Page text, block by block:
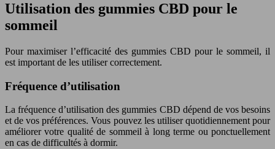
Utilisation des gummies CBD pour le
sommeil
Pour maximiser l’efficacité des gummies CBD pour le sommeil, il
est important de les utiliser correctement.
Fréquence d’utilisation
La fréquence d’utilisation des gummies CBD dépend de vos besoins
et de vos préférences. Vous pouvez les utiliser quotidiennement pour
améliorer votre qualité de sommeil à long terme ou ponctuellement
en cas de difficultés à dormir.